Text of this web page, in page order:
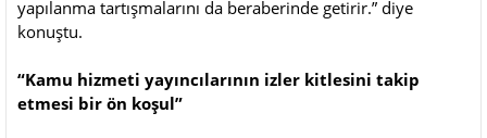
yapılanma tartışmalarını da beraberinde getirir.” diye
konuştu.
“Kamu hizmeti yayıncılarının izler kitlesini takip
etmesi bir ön koşul”